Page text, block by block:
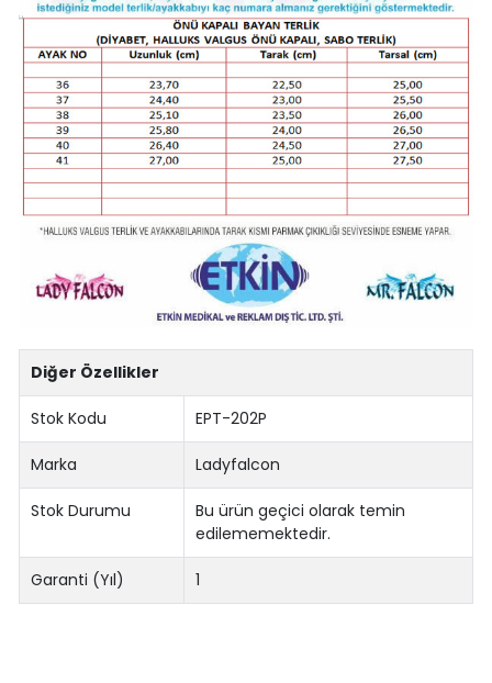
Diğer Özellikler
Stok Kodu EPT-202P
Marka Ladyfalcon
Stok Durumu
Bu ürün geçici olarak temin
edilememektedir.
Garanti (Yıl) 1